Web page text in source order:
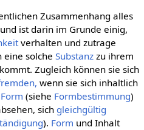
Zusammenhang alles
ist darin im Grunde einig,
verhalten und zutrage
eine solche Substanzzu ihrem
Zugleich können sie sich
wenn sie sich inhaltlich
Form (siehe Formbestimmung)
sich gleichgültig
). Form und Inhalt